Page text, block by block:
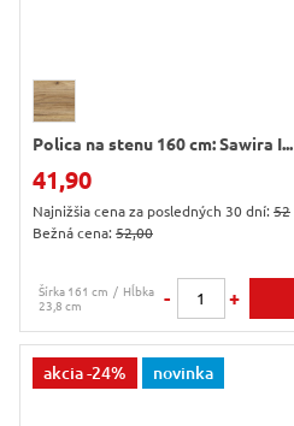
Polica na stenu 160 cm: Sawira I...
41,90
Najnižšia cena za posledných 30 dní: 52
Bežná cena: 52,00
Šírka 161 cm
Hĺbka
23,8 cm
- +
akcia-24% novinka